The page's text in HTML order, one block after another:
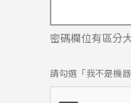
密碼欄位有區分
請勾選「我不是機